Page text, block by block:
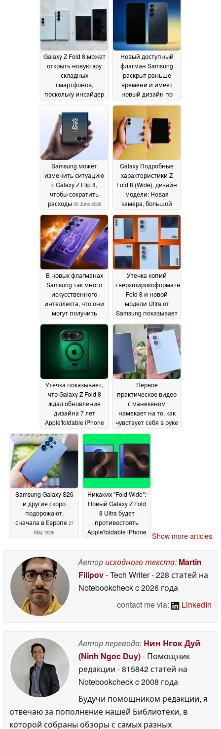
Galaxy Z Fold 8 может
открыть новую эру
складных
смартфонов,
поскольку инсайдер
его вес и качество
сгиба25 June 2026
Новый доступный
флагман Samsung
раскрыт раньше
времени и имеет
новый дизайн по
Samsung может
изменить ситуацию
с Galaxy Z Flip 8,
чтобы сократить
расходы 05 June 2026
Galaxy Подробные
характеристики Z
Fold 8 (Wide), дизайн
модели: Новая
камера, большой
дисплей без складок
весом 201 г
В новых флагманах
Samsung так много
искусственного
интеллекта, что они
могут получить
воздушное
охлаждение для
предотвращения
перегрева,
раскрывает утечка
информации01 June
2026
Утечка копий
сверхширокоформатного
Fold 8 и новой
модели Ultra от
Samsung показывает
различия в дизайне
31 May 2026
Утечка показывает,
что Galaxy Z Fold 8
ждал обновления
дизайна 7 лет
Apple'foldable iPhone
дня
Первое
практическое видео
с манекеном
намекает на то, как
чувствует себя в руке
Samsung Galaxy S26
и другие скоро
подорожают,
сначала в Европе 27
May 2026
Никаких "Fold Wide":
Новый Galaxy Z Fold
8 Ultra будет
противостоять
Apple'foldable iPhone
Show more articles
Авторисходного текста: Martin
Filipov- Tech Writer- 228 статей на
Notebookcheckc 2026 года
contact me via:
LinkedIn
Автор перевода: Нин Нгок Дуй
(Ninh Ngoc Duy)- Помощник
редакции - 815842 статей на
Notebookcheckc 2008 года
Будучи помощником редакции, я
отвечаю за пополнение нашей Библиотеки, в
которой собраны обзоры с самых разных